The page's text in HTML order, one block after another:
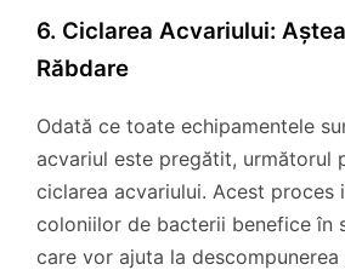
6. Ciclarea Acvariului:
Răbdare
Odată ce toate echipamentele
acvariul este pregătit, următorul
ciclarea acvariului. Acest proces
coloniilor de bacterii benefice în
care vor ajuta la descompunerea